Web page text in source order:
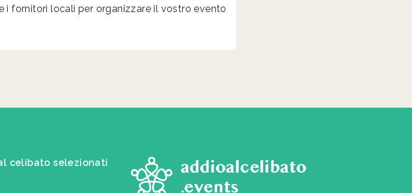
fornitori locali per organizzare il vostro evento
celibato selezionati